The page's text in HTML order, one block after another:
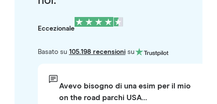
Eccezionale
Basato su 105.198 recensionisu
Avevo bisogno di una esim per il mio
on the road parchi USA…